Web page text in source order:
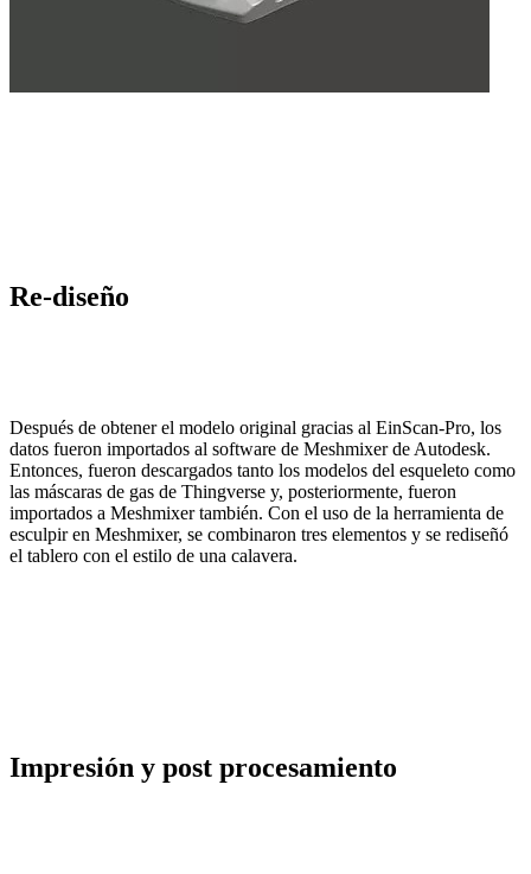
Re-diseño
Después de obtener el modelo original gracias al EinScan-Pro, los
datos fueron importados al software de Meshmixer de Autodesk.
Entonces, fueron descargados tanto los modelos del esqueleto como
las máscaras de gas de Thingverse y, posteriormente, fueron
importados a Meshmixer también. Con el uso de la herramienta de
esculpir en Meshmixer, se combinaron tres elementos y se rediseñó
el tablero con el estilo de una calavera.
Impresión y post procesamiento